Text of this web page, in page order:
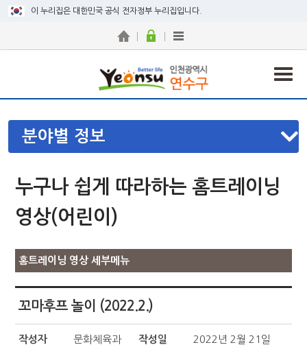
이 누리집은 대한민국 공식 전자정부 누리집입니다.
분야별 정보
누구나 쉽게 따라하는 홈트레이닝
영상(어린이)
홈트레이닝 영상 세부메뉴
꼬마후프 놀이 (2022.2.)
작성자 문화체육과 작성일
2022년 2월 21일